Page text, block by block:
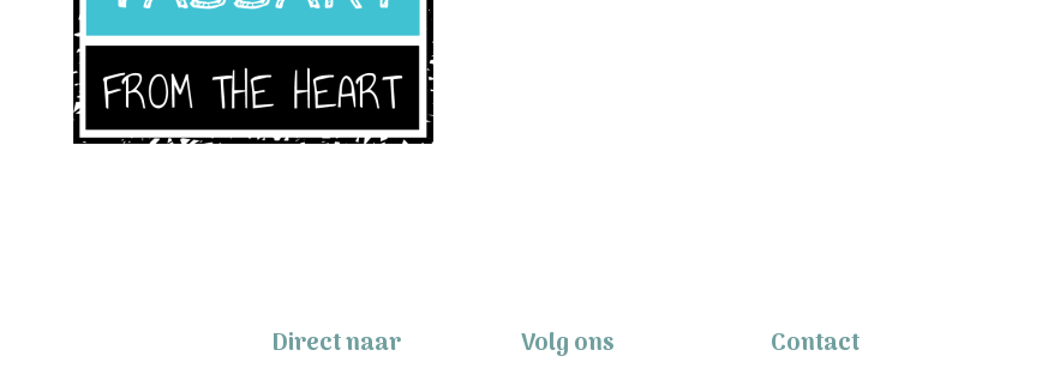
Direct naar Volg ons Contact